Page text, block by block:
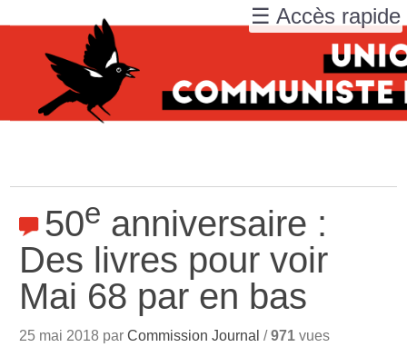
50e anniversaire :
Des livres pour voir
Mai 68 par en bas
25 mai 2018 parCommission Journal /971 vues
☰ Accès rapide